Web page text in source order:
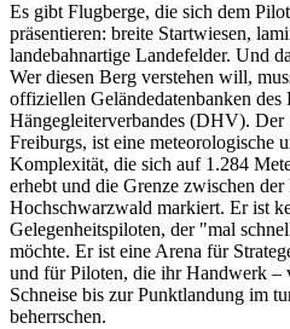
Es gibt Flugberge, die sich dem
präsentieren: breite Startwiesen,
landebahnartige Landefelder. Und
Wer diesen Berg verstehen will,
offiziellen Geländedatenbanken des
Hängegleiterverbandes (DHV). Der
Freiburgs, ist eine meteorologische
Komplexität, die sich auf 1.284
erhebt und die Grenze zwischen
Hochschwarzwald markiert. Er ist
Gelegenheitspiloten, der "mal
möchte. Er ist eine Arena für
und für Piloten, die ihr Handwerk –
Schneise bis zur Punktlandung im
beherrschen.